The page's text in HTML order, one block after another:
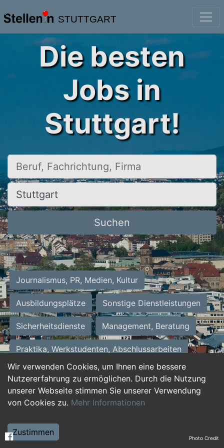
STUTTGART
Wir verwenden Cookies, um Ihnen eine bessere
Nutzererfahrung zu ermöglichen. Durch die Nutzung
unserer Webseite stimmen Sie unserer Verwendung
von Cookies zu. Mehr Informationen
Zustimmen
Die besten
Jobs in
Stuttgart!
Beruf, Fachrichtung, Firma
Ort, Stadt
Suchen
Journalismus, PR, Medien, Kultur
Ausbildungsplätze Sonstige Dienstleistungen
Sicherheitsdienste Management, Beratung
Praktika, Werkstudenten, Abschlussarbeiten
Personalwesen Assistenz, Sekretariat
Hilfskräfte, Aushilfs- und Nebenjobs
Weiterbildung, Studium, duale Ausbildung Photo Credit